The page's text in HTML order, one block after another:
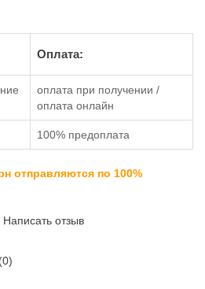
Оплата:
оплата при получении /
оплата онлайн
100% предоплата
отправляются по 100%
Написать отзыв